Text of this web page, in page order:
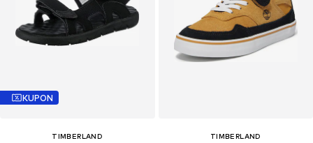
KUPON
TIMBERLAND
TIMBERLAND